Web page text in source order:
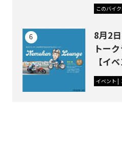
このバイ
8月2
トー
【イ
イベント